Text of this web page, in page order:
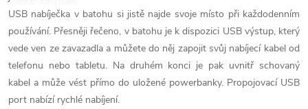
USB nabíječka v batohu si jistě najde svoje místo při každodenním
používání. Přesněji řečeno, v batohu je k dispozici USB výstup, který
vede ven ze zavazadla a můžete do něj zapojit svůj nabíjecí kabel od
telefonu nebo tabletu. Na druhém konci je pak uvnitř schovaný
kabel a může vést přímo do uložené powerbanky. Propojovací USB
port nabízí rychlé nabíjení.